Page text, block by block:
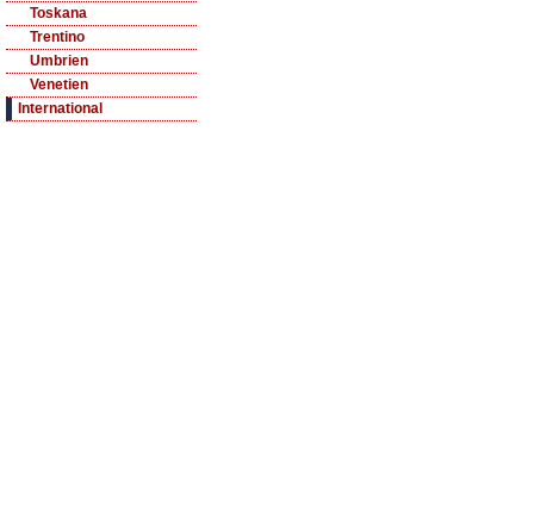
Toskana
Trentino
Umbrien
Venetien
International